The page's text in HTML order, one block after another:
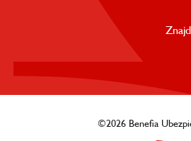
©2026 Benefia